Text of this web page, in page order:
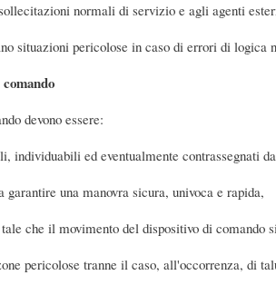
normali di servizio e agli agenti
situazioni pericolose in caso di errori di logica
devono essere:
individuabili ed eventualmente contrassegnati
garantire una manovra sicura, univoca e rapida,
che il movimento del dispositivo di comando
pericolose tranne il caso, all'occorrenza, di